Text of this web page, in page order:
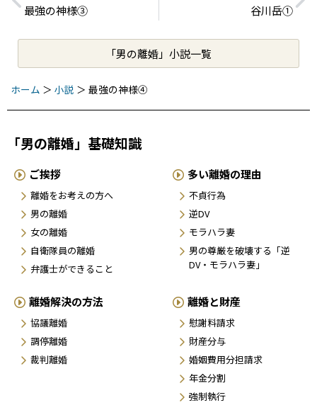
最強の神様③ 谷川岳①
「男の離婚」小説一覧
ホーム ＞ 小説 ＞ 最強の神様④
「男の離婚」基礎知識
ご挨拶
離婚をお考えの方へ
男の離婚
女の離婚
自衛隊員の離婚
弁護士ができること
多い離婚の理由
不貞行為
逆DV
モラハラ妻
男の尊厳を破壊する「逆
DV・モラハラ妻」
離婚解決の方法
協議離婚
調停離婚
裁判離婚
離婚と財産
慰謝料請求
財産分与
婚姻費用分担請求
年金分割
強制執行